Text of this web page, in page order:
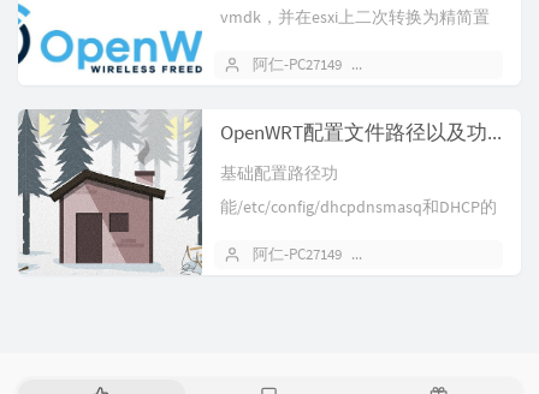
vmdk，并在esxi上二次转换为精简置
阿仁-PC27149
OpenWRT配置文件路径以及功能说明
基础配置路径功
能/etc/config/dhcpdnsmasq和DHCP的
阿仁-PC27149